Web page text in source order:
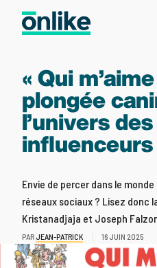
« Qui
plongée
l’univers des
influenceurs
Envie de percer dans le
réseaux sociaux ? Lisez donc
Kristanadjaja et Joseph
PARJEAN-PATRICK 16 JUIN 2025